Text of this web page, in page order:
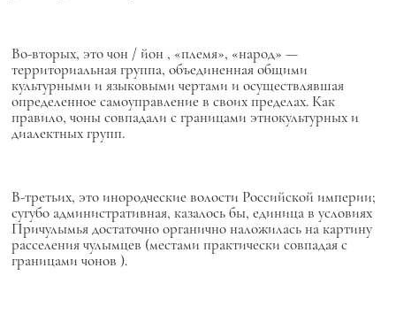
Во-вторых, эточон / йон , «племя», «народ» —
территориальная группа, объединенная общими
культурными и языковыми чертами и осуществлявшая
определенное самоуправление в своих пределах. Как
правило, чоны совпадали с границами этнокультурных и
диалектных групп.
В-третьих, этоинородческие волости Российской империи;
сугубо административная, казалось бы, единица в условиях
Причулымья достаточно органично наложилась на картину
расселения чулымцев (местами практически совпадая с
границами чонов ).